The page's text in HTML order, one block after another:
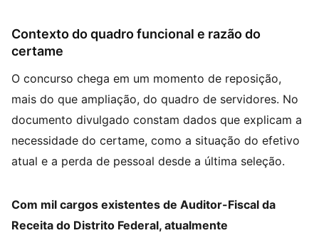
Contexto do quadro funcional e razão do
certame
O concurso chega em um momento de reposição,
mais do que ampliação, do quadro de servidores. No
documento divulgado constam dados que explicam a
necessidade do certame, como a situação do efetivo
atual e a perda de pessoal desde a última seleção.
Com mil cargos existentes de Auditor-Fiscal da
Receita do Distrito Federal, atualmente